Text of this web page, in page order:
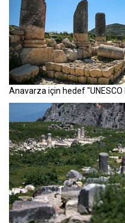
Anavarza için hedef "UNESCO